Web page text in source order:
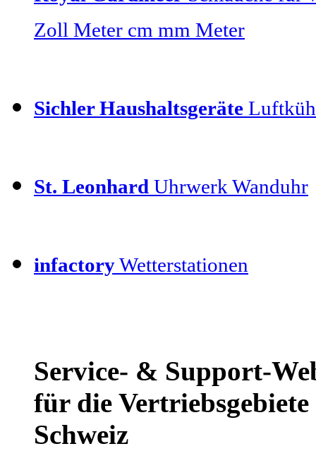
Zoll Meter cm mm Meter
Sichler Haushaltsgeräte
St. Leonhard Uhrwerk Wanduhr
infactoryWetterstationen
Service- & Support-
für die
Schweiz